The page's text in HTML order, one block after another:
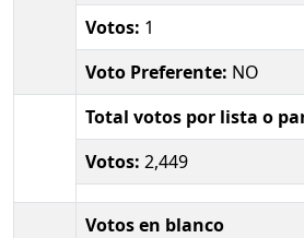
Votos: 1
Voto Preferente: NO
Total votos por lista o
Votos: 2,449
Votos en blanco